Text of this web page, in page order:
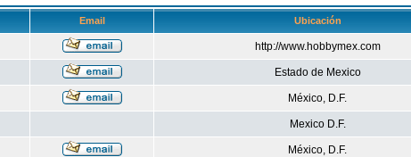
Email Ubicación
http://www.hobbymex.com
Estado de Mexico
México, D.F.
Mexico D.F.
México, D.F.